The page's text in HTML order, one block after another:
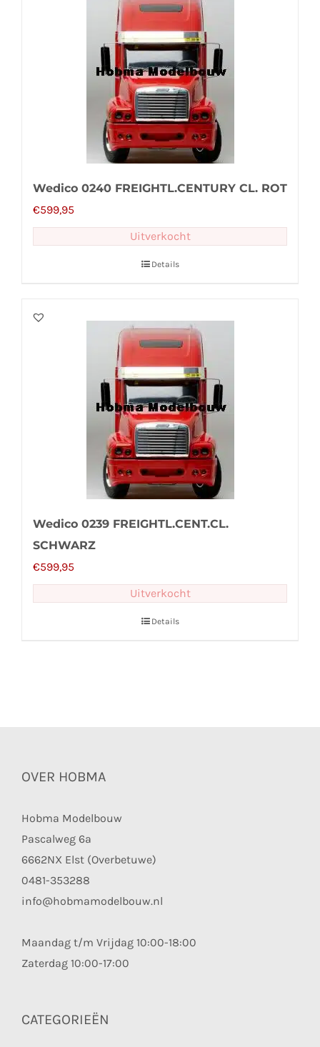
Wedico 0240 FREIGHTL.CENTURY CL. ROT
€599,95
Uitverkocht
Details
Wedico 0239 FREIGHTL.CENT.CL.
SCHWARZ
€599,95
Uitverkocht
Details
OVER HOBMA
Hobma Modelbouw
Pascalweg 6a
6662NX Elst (Overbetuwe)
0481-353288
info@hobmamodelbouw.nl
Maandag t/m Vrijdag 10:00-18:00
Zaterdag 10:00-17:00
CATEGORIEËN